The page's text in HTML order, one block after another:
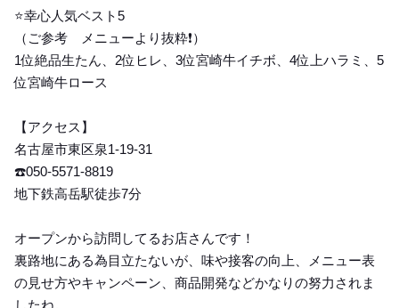
⭐️幸心人気ベスト5
（ご参考 メニューより抜粋❗️）
1位絶品生たん、2位ヒレ、3位宮崎牛イチボ、4位上ハラミ、5
位宮崎牛ロース
【アクセス】
名古屋市東区泉1-19-31
☎️050-5571-8819
地下鉄高岳駅徒歩7分
オープンから訪問してるお店さんです！
裏路地にある為目立たないが、味や接客の向上、メニュー表
の見せ方やキャンペーン、商品開発などかなりの努力されま
したね。